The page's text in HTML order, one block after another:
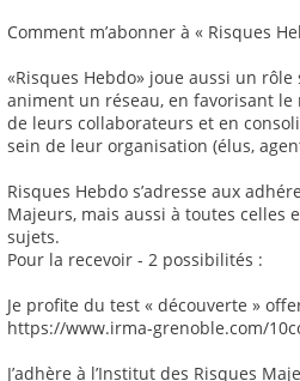
Comment m’abonner à « Risques
«Risques Hebdo» joue aussi un
animent un réseau, en favorisant le
de leurs collaborateurs et en
sein de leur organisation (élus,
Risques Hebdo s’adresse aux
Majeurs, mais aussi à toutes celles
sujets.
Pour la recevoir - 2 possibilités :
Je profite du test « découverte »
https://www.irma-grenoble.com/
J’adhère à l’Institut des Risques